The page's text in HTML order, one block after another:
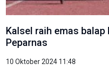
Kalsel raih emas
Peparnas
10 Oktober 2024 11:48